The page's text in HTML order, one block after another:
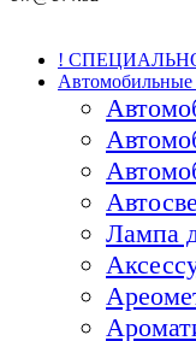
!
Автомобильные
Лампа